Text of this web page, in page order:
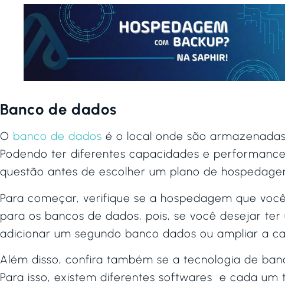
Banco de dados
O banco de dados é o local onde são
Podendo ter diferentes capacidades e
questão antes de escolher um plano de
Para começar, verifique se a hospedagem que
para os bancos de dados, pois, se você desejar
adicionar um segundo banco dados ou ampliar a
Além disso, confira também se a tecnologia de
Para isso, existem diferentes softwares e cada um